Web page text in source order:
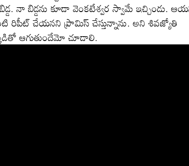
నా బిడ్డను కూడా వెంకటేశ్వర స్వామే ఇచ్చిండు.
రిపీట్ చేయనని ప్రామిస్ చేస్తున్నాను. అని శివజ్యోతి
ఆగుతుందేమో చూడాలి.